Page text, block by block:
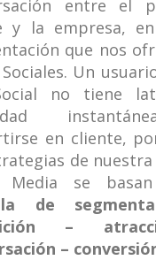
entre el
y la empresa,
que nos
Sociales. Un
no tiene
en cliente,
de nuestra
Media se
de
–
–